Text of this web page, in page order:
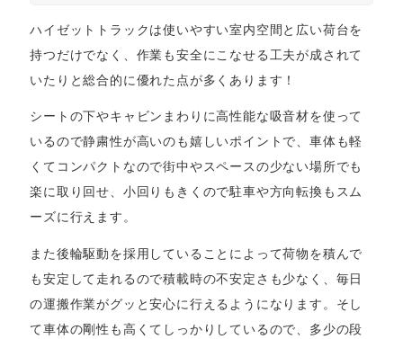
ハイゼットトラックは使いやすい室内空間と広い荷台を
持つだけでなく、作業も安全にこなせる工夫が成されて
いたりと総合的に優れた点が多くあります！
シートの下やキャビンまわりに高性能な吸音材を使って
いるので静粛性が高いのも嬉しいポイントで、車体も軽
くてコンパクトなので街中やスペースの少ない場所でも
楽に取り回せ、小回りもきくので駐車や方向転換もスム
ーズに行えます。
また後輪駆動を採用していることによって荷物を積んで
も安定して走れるので積載時の不安定さも少なく、毎日
の運搬作業がグッと安心に行えるようになります。そし
て車体の剛性も高くてしっかりしているので、多少の段